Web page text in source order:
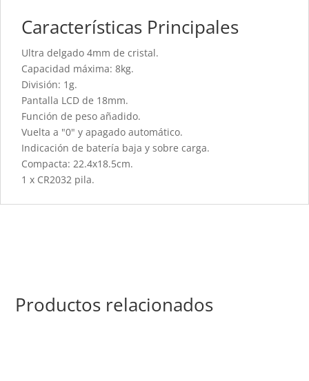
Características Principales
Ultra delgado 4mm de cristal.
Capacidad máxima: 8kg.
División: 1g.
Pantalla LCD de 18mm.
Función de peso añadido.
Vuelta a "0" y apagado automático.
Indicación de batería baja y sobre carga.
Compacta: 22.4x18.5cm.
1 x CR2032 pila.
Productos relacionados